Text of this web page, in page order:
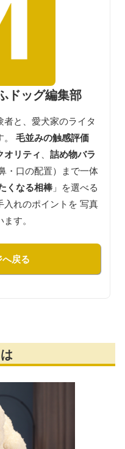
ドッグ編集部
と、愛犬家のライタ
毛並みの触感評価
オリティ
詰め物バラ
・口の配置）まで一体
くなる相棒 」を選べる
入れのポイントを 写真
す。
へ戻る